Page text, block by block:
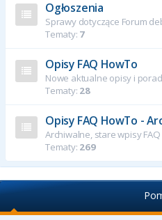
Ogłoszenia
Sprawy dotyczące Forum
Tematy: 7
Opisy FAQ HowTo
Nowe aktualne opisy i
Tematy: 28
Opisy FAQ HowTo -
Archiwalne, stare wpisy
Tematy: 269